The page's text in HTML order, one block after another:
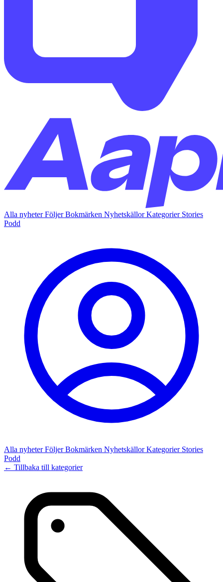
Alla nyheterFöljerBokmärken NyhetskällorKategorier Stories
Podd
Alla nyheterFöljerBokmärken NyhetskällorKategorier Stories
Podd
← Tillbaka till kategorier